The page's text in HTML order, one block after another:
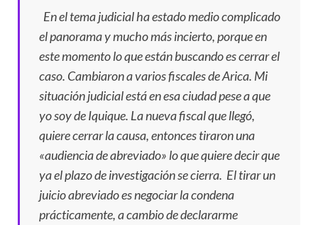
En el tema judicial ha estado medio complicado
el panorama y mucho más incierto, porque en
este momento lo que están buscando es cerrar el
caso. Cambiaron a varios fiscales de Arica. Mi
situación judicial está en esa ciudad pese a que
yo soy de Iquique. La nueva fiscal que llegó,
quiere cerrar la causa, entonces tiraron una
«audiencia de abreviado» lo que quiere decir que
ya el plazo de investigación se cierra. El tirar un
juicio abreviado es negociar la condena
prácticamente, a cambio de declararme